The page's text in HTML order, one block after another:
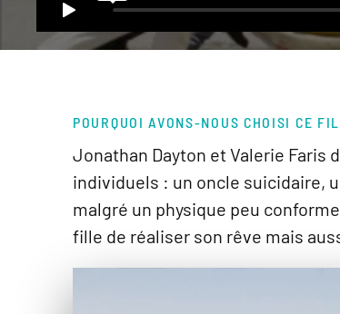
POURQUOI AVONS-NOUS CHOISI CE
Jonathan Dayton et Valerie Faris
individuels : un oncle suicidaire,
malgré un physique peu
fille de réaliser son rêve mais